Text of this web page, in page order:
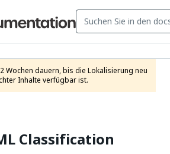
Wochen dauern, bis die Lokalisierung neu
Inhalte verfügbar ist.
Classification